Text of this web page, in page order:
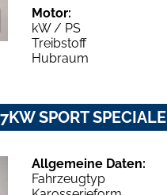
Motor:
kW / PS
Treibstoff
Hubraum
SPORT SPECIALE
Allgemeine Daten:
Fahrzeugtyp